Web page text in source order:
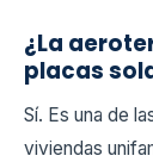
¿La
placas
Sí. Es una de
viviendas